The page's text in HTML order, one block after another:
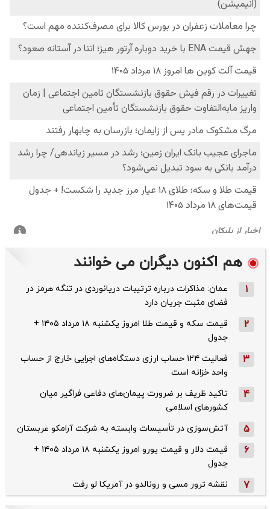
هم اکنون دیگران می خوانند
1
عمان: مذاکرات درباره ترتیبات دریانوردی در تنگه هرمز در
فضای مثبت جریان دارد
2
قیمت سکه و قیمت طلا امروز یکشنبه ۱۸ مرداد ۱۴۰۵ +
جدول
3
فعالیت ۱۲۴ حساب ارزی دستگاه‌های اجرایی خارج از حساب
واحد خزانه است
4
تاکید ظریف بر ضرورت پیمان‌های دفاعی فراگیر میان
کشورهای اسلامی
5 آتش‌سوزی در تأسیسات وابسته به شرکت آرامکو عربستان
6
قیمت دلار و قیمت یورو امروز یکشنبه ۱۸ مرداد ۱۴۰۵ +
جدول
7 نقشه ترور مسی و رونالدو در آمریکا لو رفت